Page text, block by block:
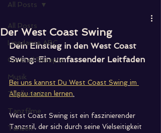
All Posts
Linedance ABC
Cocktail Rezepte
Musik
Tanzschuhe
Tanzfilme
Tanzen
All Posts
Der West Coast Swing
Dein Einstieg in den West Coast
Swing: Ein umfassender Leitfaden
Bei uns kannst Du West Coast Swing im
Allgäu tanzen lernen.
West Coast Swing ist ein faszinierender
Tanzstil, der sich durch seine Vielseitigkeit